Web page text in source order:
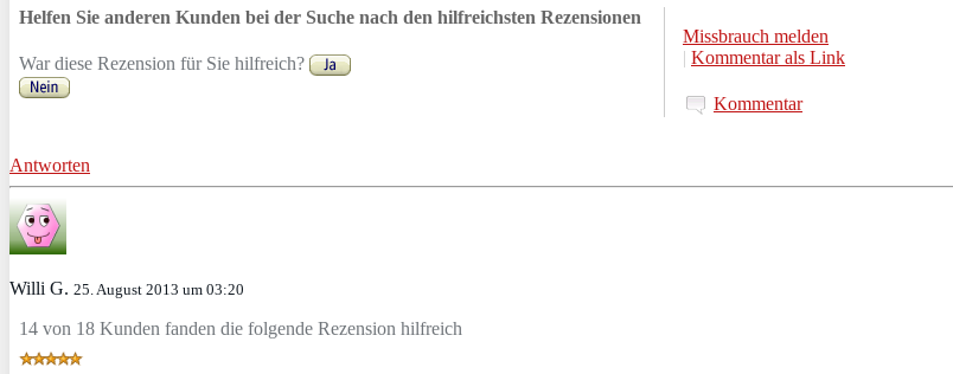
Helfen Sie anderen Kunden bei der Suche nach den hilfreichsten Rezensionen
War diese Rezension für Sie hilfreich?
Missbrauch melden
| Kommentar als Link
Kommentar
Antworten
Willi G. 25. August 2013 um 03:20
14 von 18 Kunden fanden die folgende Rezension hilfreich